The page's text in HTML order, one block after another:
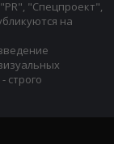
"Спецпроект",
на
строго